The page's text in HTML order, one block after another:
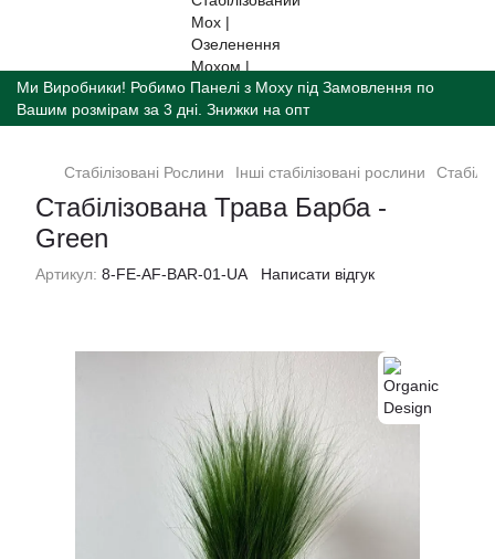
Ми Виробники! Робимо Панелі з Моху під Замовлення по
Вашим розмірам за 3 дні. Знижки на опт
Стабілізованi Рослини Інші стабілізовані рослини
Стабілізована Трава Барба -
Green
Артикул: 8-FE-AF-BAR-01-UA Написати відгук